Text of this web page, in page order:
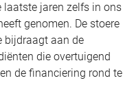
jaren zelfs in ons
genomen. De stoere
bijdraagt aan de
die overtuigend
de financiering rond te